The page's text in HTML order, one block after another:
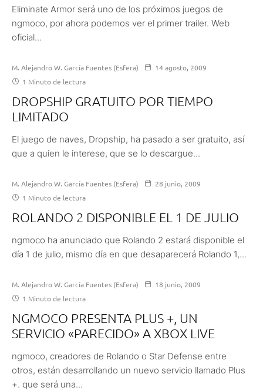
Eliminate Armor será uno de los próximos juegos de
ngmoco, por ahora podemos ver el primer trailer. Web
oficial...
M. Alejandro W. García Fuentes (Esfera)
14 agosto, 2009
1 Minuto de lectura
DROPSHIP GRATUITO POR TIEMPO
LIMITADO
El juego de naves, Dropship, ha pasado a ser gratuito, así
que a quien le interese, que se lo descargue...
M. Alejandro W. García Fuentes (Esfera)
28 junio, 2009
1 Minuto de lectura
ROLANDO 2 DISPONIBLE EL 1 DE JULIO
ngmoco ha anunciado que Rolando 2 estará disponible el
día 1 de julio, mismo día en que desaparecerá Rolando 1,...
M. Alejandro W. García Fuentes (Esfera)
18 junio, 2009
1 Minuto de lectura
NGMOCO PRESENTA PLUS +, UN
SERVICIO «PARECIDO» A XBOX LIVE
ngmoco, creadores de Rolando o Star Defense entre
otros, están desarrollando un nuevo servicio llamado Plus
+. que será una...